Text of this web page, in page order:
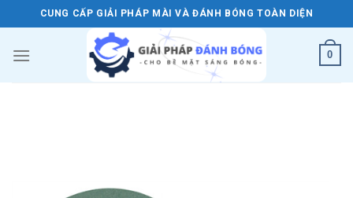
to
content
CUNG CẤP GIẢI PHÁP MÀI VÀ ĐÁNH BÓNG TOÀN DIỆN
0